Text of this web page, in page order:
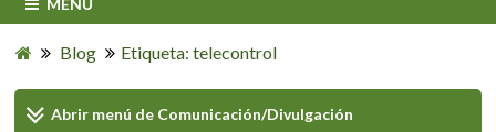
Blog Etiqueta: telecontrol
Abrir menú de Comunicación/Divulgación